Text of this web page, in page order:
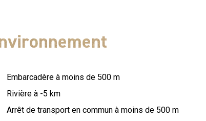
Embarcadère à moins de 500 m
Rivière à -5 km
Arrêt de transport en commun à moins de 500 m